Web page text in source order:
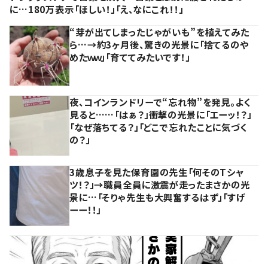
に…180万表示「ほしい！」「え、なにこれ！！」
“芽が出てしまったじゃがいも”を植えてみた
ら…→約3ヶ月後、驚きの光景に「捨てるのや
めたｗｗ」「育ててみたいです！」
夜、コインランドリーで“忘れ物”を発見。よく
見ると……「はぁ？」衝撃の光景に「エーッ！？」
「なぜ落ちてる？」「どこで忘れたことに気づく
の？」
3歳息子を見た保育園の先生「何そのTシャ
ツ！？」→職員全員に激震が走ったまさかの光
景に…「そりゃ先生も大興奮するはず」「すげ
ーー！！」